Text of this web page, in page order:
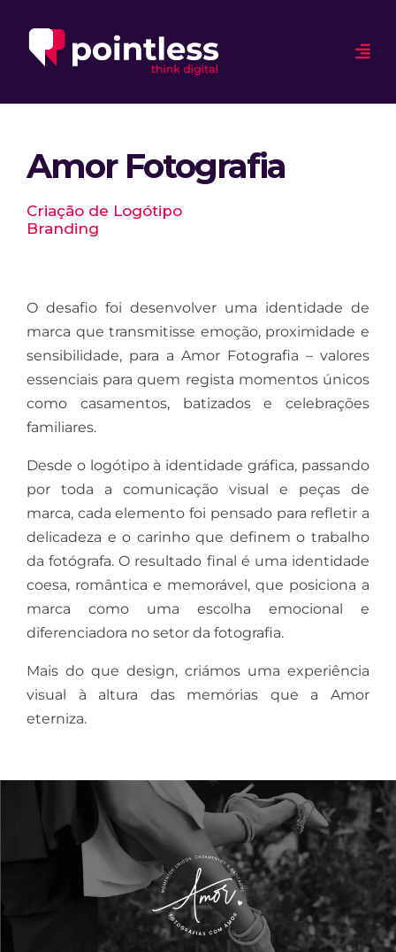
Amor Fotografia
Criação de Logótipo
Branding
O desafio foi desenvolver uma identidade de
marca que transmitisse emoção, proximidade e
sensibilidade, para a Amor Fotografia – valores
essenciais para quem regista momentos únicos
como casamentos, batizados e celebrações
familiares.
Desde o logótipo à identidade gráfica, passando
por toda a comunicação visual e peças de
marca, cada elemento foi pensado para refletir a
delicadeza e o carinho que definem o trabalho
da fotógrafa. O resultado final é uma identidade
coesa, romântica e memorável, que posiciona a
marca como uma escolha emocional e
diferenciadora no setor da fotografia.
Mais do que design, criámos uma experiência
visual à altura das memórias que a Amor
eterniza.